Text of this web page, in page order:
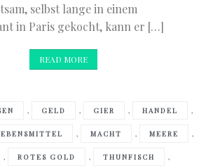
selbst lange in einem
in Paris gekocht, kann er […]
READ MORE
, GELD , GIER , HANDEL ,
, MACHT , MEERE ,
, ROTES GOLD , THUNFISCH ,